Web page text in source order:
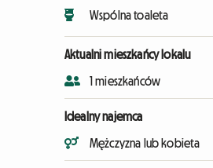
Wspólna toaleta
Aktualni mieszkańcy lokalu
1 mieszkańców
Idealny najemca
Mężczyzna lub kobieta